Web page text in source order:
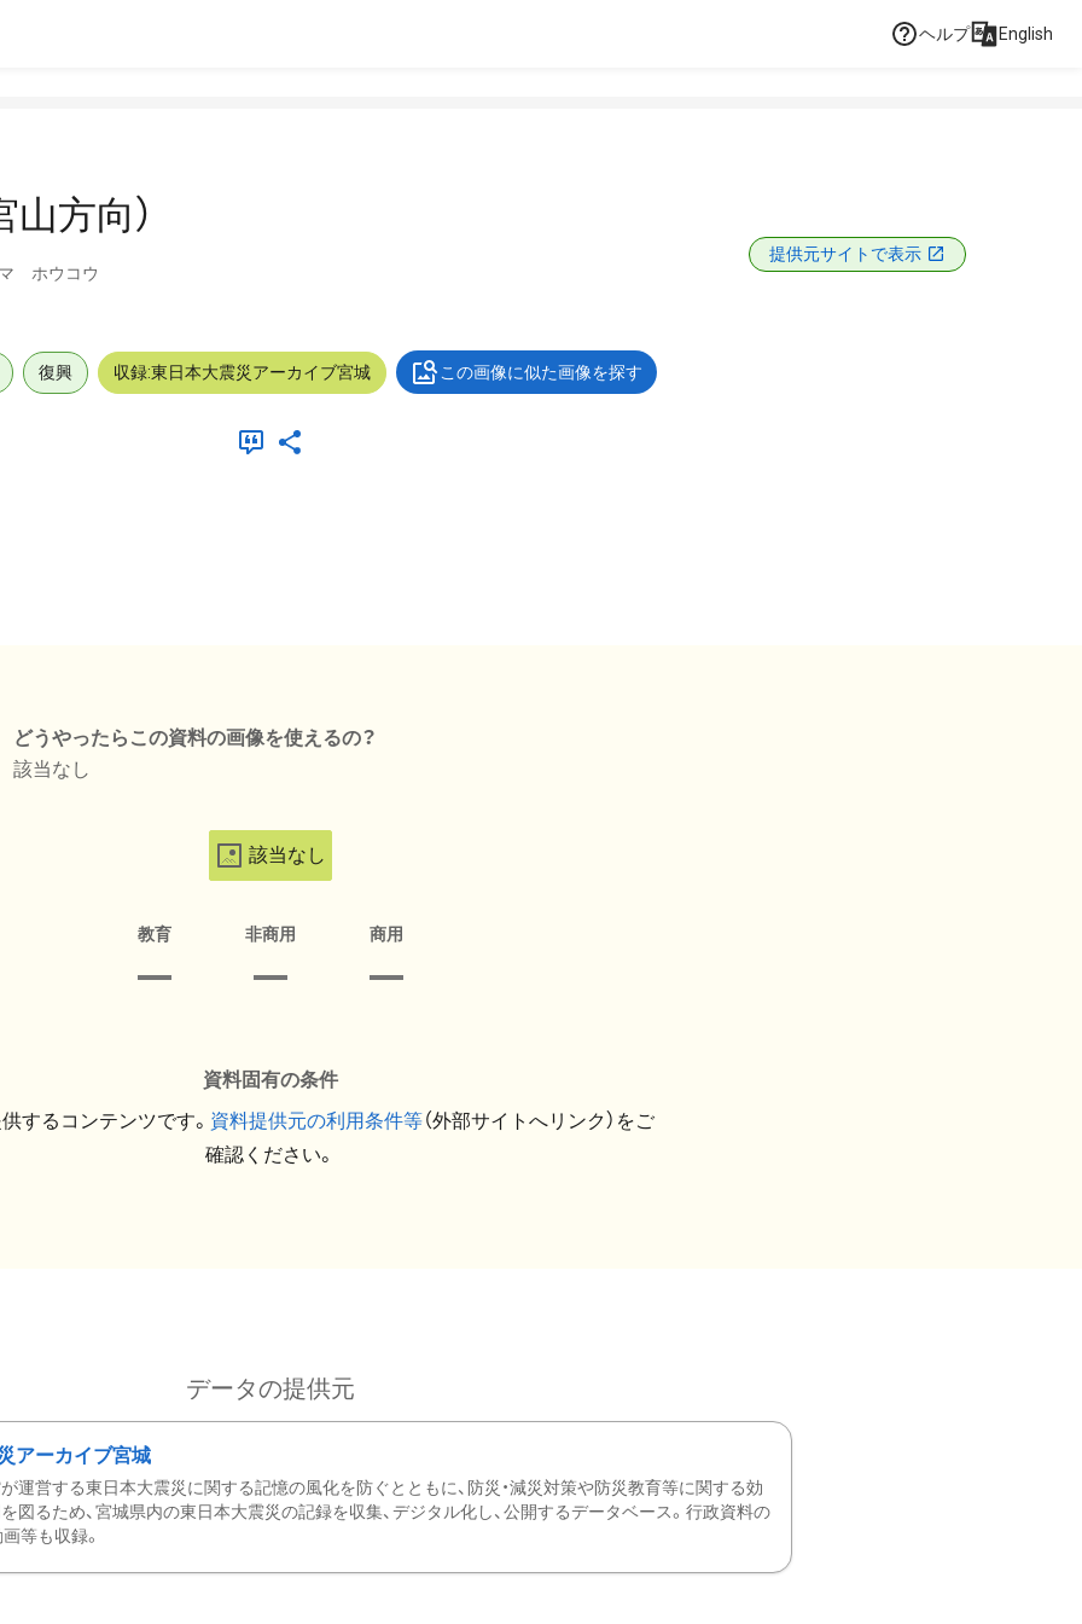
ヘルプ English
方向）
ホウコウ
提供元サイトで表示
復興 収録:東日本大震災アーカイブ宮城 この画像に似た画像を探す
どうやったらこの資料の画像を使えるの？
該当なし
該当なし
教育 非商用 商用
資料固有の条件
するコンテンツです。 資料提供元の利用条件等（外部サイトへリンク）をご
確認ください。
データの提供元
アーカイブ宮城
運営する東日本大震災に関する記憶の風化を防ぐとともに、防災・減災対策や防災教育等に関する効
図るため、宮城県内の東日本大震災の記録を収集、デジタル化し、公開するデータベース。行政資料の
等も収録。